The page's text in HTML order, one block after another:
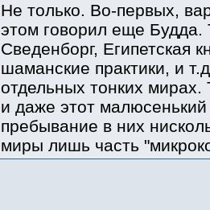
Не только. Во-первых,
этом говорил еще Будда.
Сведенборг, Египетская
шаманские практики, и
отдельных тонких
и даже этот
пребывание в них
миры лишь часть